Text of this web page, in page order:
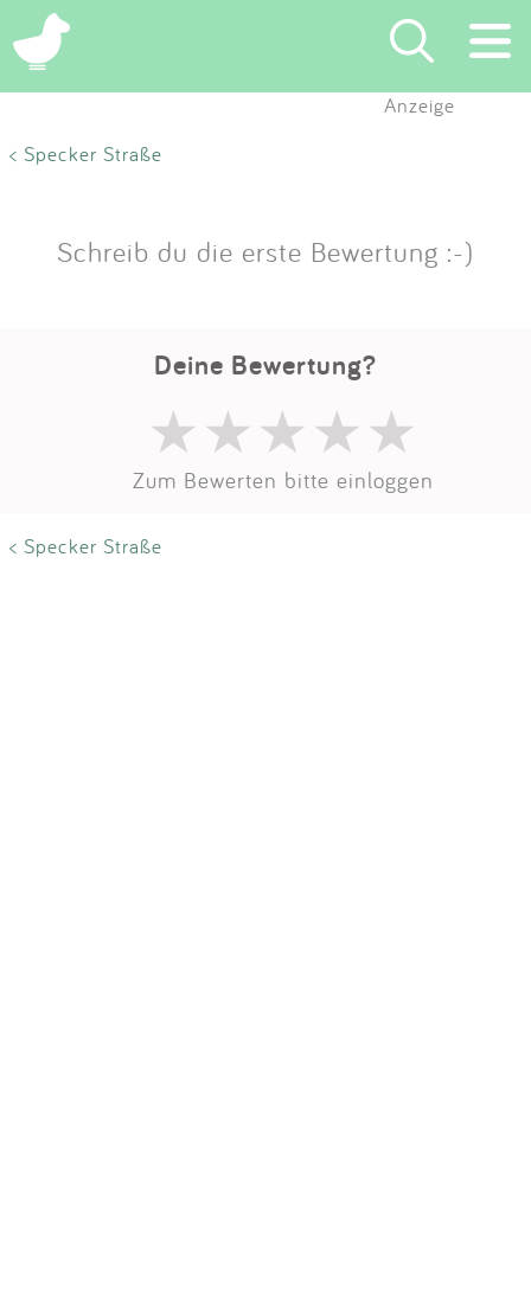
Partner
Kontakt
Anzeige
< Specker Straße
Schreib du die erste Bewertung :-)
Deine Bewertung?
Zum Bewerten bitte einloggen
< Specker Straße